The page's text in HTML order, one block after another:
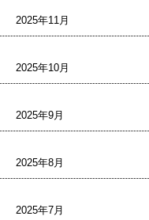
2025年11月
2025年10月
2025年9月
2025年8月
2025年7月